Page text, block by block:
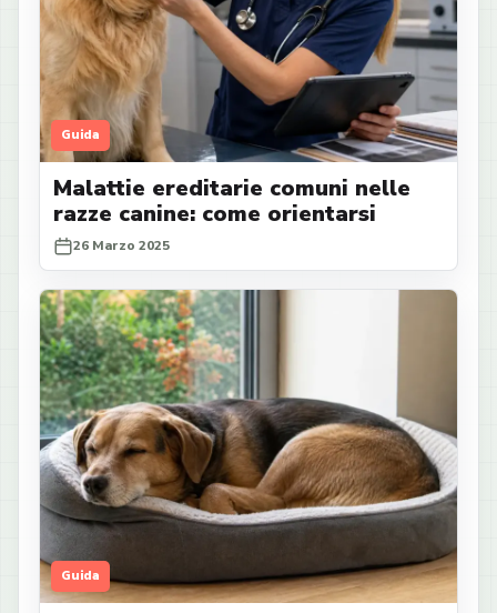
Guida
Malattie ereditarie comuni nelle
razze canine: come orientarsi
26 Marzo 2025
Guida